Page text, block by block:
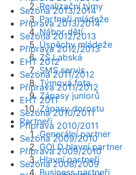
Realizační týmy
Partneři mládeže
Nábor dětí
Úspěchy mládeže
ZŠ Labská
SMS servis
Týmová fota
Zápasy juniorů
Zápasy dorostu
Partneři
Generální partner
GOLD hlavní partner
Hlavní partneři
Business partneři
Sezóna 2013/2014
Příprava 2013/2014
Sezóna 2012/2013
Příprava 2012/2013
EHT 2012
Sezóna 2011/2012
Příprava 2011/2012
EHT 2011
Sezóna 2010/2011
Příprava 2010/2011
Sezóna 2009/2010
Příprava 2009/2010
Sezóna 2008/2009